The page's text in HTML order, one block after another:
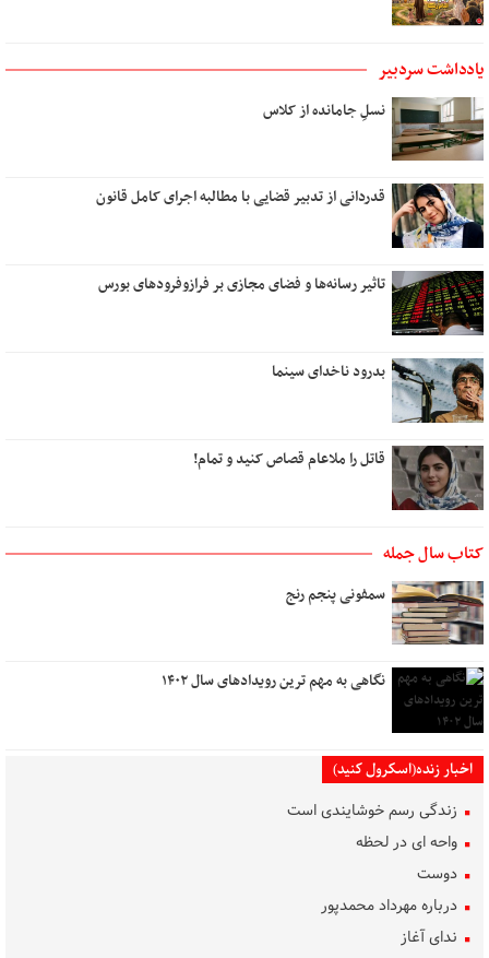
یادداشت سردبیر
نسلِ جامانده از کلاس
قدردانی از تدبیر قضایی با مطالبه اجرای کامل قانون
تاثیر رسانه‌ها و فضای مجازی بر فرازوفرودهای بورس
بدرود ناخدای سینما
قاتل را ملاعام قصاص کنید و تمام!
کتاب سال جمله
سمفونی پنجم رنج
نگاهی به مهم ترین رویدادهای سال ۱۴۰۲
اخبار زنده(اسکرول کنید)
زندگی رسم خوشایندی است
واحه ای در لحظه
دوست
درباره مهرداد محمدپور
ندای آغاز